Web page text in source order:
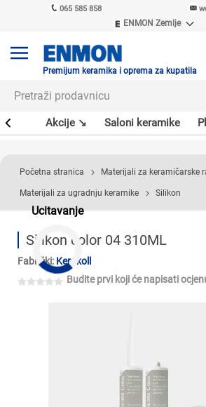
065 585 858
ENMON Zemlje
ENMON MKD
Premijum keramika i oprema za kupatila
Akcije ↘ Saloni keramike
Ucitavanje
Početna stranica Materijali za keramičarske
Materijali za ugradnju keramike Silikon
Silikon color 04 310ML
Fabrički: Kerakoll
Budite prvi koji će napisati